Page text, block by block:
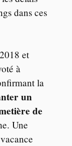
dans ces
et
à
la
un
de
Une